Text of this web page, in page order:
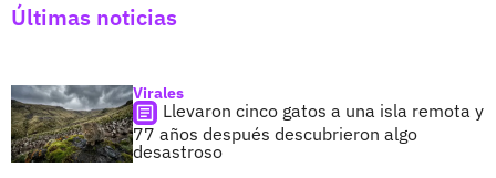
Últimas noticias
Virales
Llevaron cinco gatos a una isla remota y
77 años después descubrieron algo
desastroso